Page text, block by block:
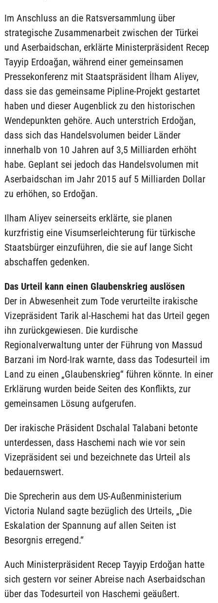
Im Anschluss an die Ratsversammlung über
strategische Zusammenarbeit zwischen der Türkei
und Aserbaidschan, erklärte Ministerpräsident Recep
Tayyip Erdoağan, während einer gemeinsamen
Pressekonferenz mit Staatspräsident İlham Aliyev,
dass sie das gemeinsame Pipline-Projekt gestartet
haben und dieser Augenblick zu den historischen
Wendepunkten gehöre. Auch unterstrich Erdoğan,
dass sich das Handelsvolumen beider Länder
innerhalb von 10 Jahren auf 3,5 Milliarden erhöht
habe. Geplant sei jedoch das Handelsvolumen mit
Aserbaidschan im Jahr 2015 auf 5 Milliarden Dollar
zu erhöhen, so Erdoğan.
Ilham Aliyev seinerseits erklärte, sie planen
kurzfristig eine Visumserleichterung für türkische
Staatsbürger einzuführen, die sie auf lange Sicht
abschaffen gedenken.
Das Urteil kann einen Glaubenskrieg auslösen
Der in Abwesenheit zum Tode verurteilte irakische
Vizepräsident Tarik al-Haschemi hat das Urteil gegen
ihn zurückgewiesen. Die kurdische
Regionalverwaltung unter der Führung von Massud
Barzani im Nord-Irak warnte, dass das Todesurteil im
Land zu einen „Glaubenskrieg“ führen könnte. In einer
Erklärung wurden beide Seiten des Konflikts, zur
gemeinsamen Lösung aufgerufen.
Der irakische Präsident Dschalal Talabani betonte
unterdessen, dass Haschemi nach wie vor sein
Vizepräsident sei und bezeichnete das Urteil als
bedauernswert.
Die Sprecherin aus dem US-Außenministerium
Victoria Nuland sagte bezüglich des Urteils, „Die
Eskalation der Spannung auf allen Seiten ist
Besorgnis erregend.“
Auch Ministerpräsident Recep Tayyip Erdoğan hatte
sich gestern vor seiner Abreise nach Aserbaidschan
über das Todesurteil von Haschemi geäußert.